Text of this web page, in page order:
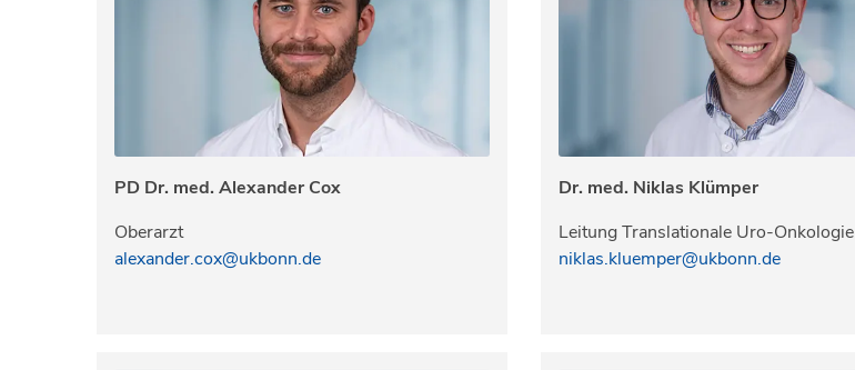
PD Dr. med. Alexander Cox
Oberarzt
alexander.cox@ukbonn.de
Dr. med. Niklas Klümper
Leitung Translationale Uro-Onkologie
niklas.kluemper@ukbonn.de